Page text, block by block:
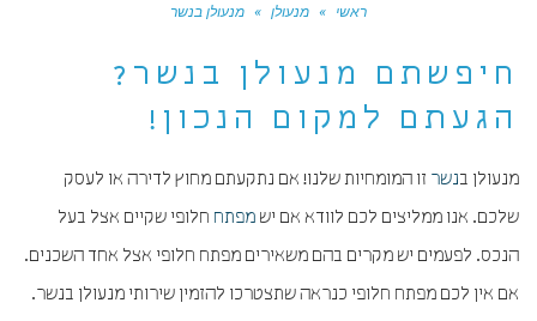
ראשי » מנעולן » מנעולן בנשר
חיפשתם מנעולן בנשר?
הגעתם למקום הנכון!
מנעולן בנשר זו המומחיות שלנו! אם נתקעתם מחוץ לדירה או לעסק
שלכם. אנו ממליצים לכם לוודא אם יש מפתח חלופי שקיים אצל בעל
הנכס. לפעמים יש מקרים בהם משאירים מפתח חלופי אצל אחד השכנים.
אם אין לכם מפתח חלופי כנראה שתצטרכו להזמין שירותי מנעולן בנשר.